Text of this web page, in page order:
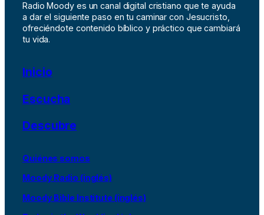
Radio Moody es un canal digital cristiano que te ayuda
a dar el siguiente paso en tu caminar con Jesucristo,
ofreciéndote contenido bíblico y práctico que cambiará
tu vida.
Inicio
Escucha
Descubre
Quiénes somos
Moody Radio (inglés)
Moody Bible Institute (inglés)